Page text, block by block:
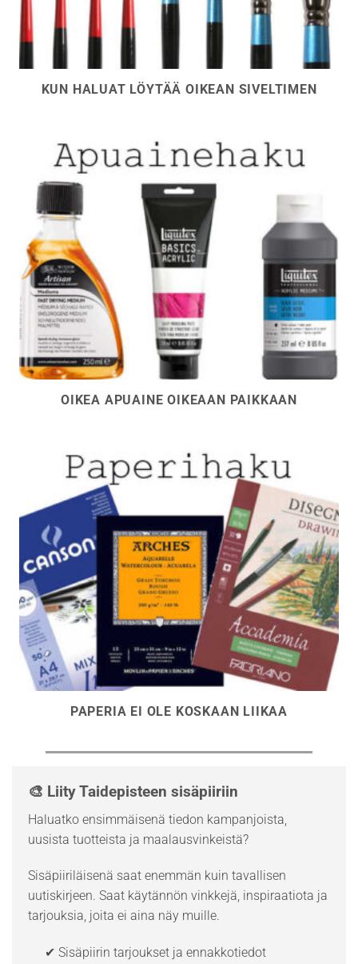
KUN HALUAT LÖYTÄÄ OIKEAN SIVELTIMEN
OIKEA APUAINE OIKEAAN PAIKKAAN
PAPERIA EI OLE KOSKAAN LIIKAA
🎨 Liity Taidepisteen sisäpiiriin
Haluatko ensimmäisenä tiedon kampanjoista,
uusista tuotteista ja maalausvinkeistä?
Sisäpiiriläisenä saat enemmän kuin tavallisen
uutiskirjeen. Saat käytännön vinkkejä, inspiraatiota ja
tarjouksia, joita ei aina näy muille.
✔ Sisäpiirin tarjoukset ja ennakkotiedot